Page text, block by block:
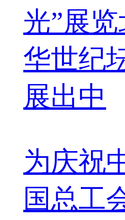
光”展
华世纪
展出中
为庆祝
国总工